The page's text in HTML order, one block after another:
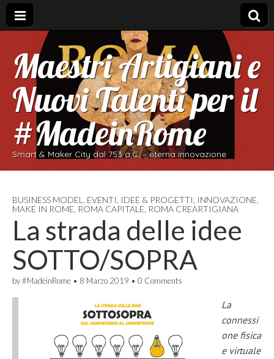
Maestri Artigiani e
Nuovi Talenti per il
#MadeinRome
Smart & Maker City dal 753 a.C. – eterna innovazione
BUSINESS MODEL EVENTI IDEE & PROGETTI INNOVAZIONE
MAKE IN ROME ROMA CAPITALE ROMA CREARTIGIANA
La strada delle idee
SOTTO/SOPRA
by#MadeinRome • 8 Marzo 2019 • 0 Comments
La
connessi
one fisica
e virtuale